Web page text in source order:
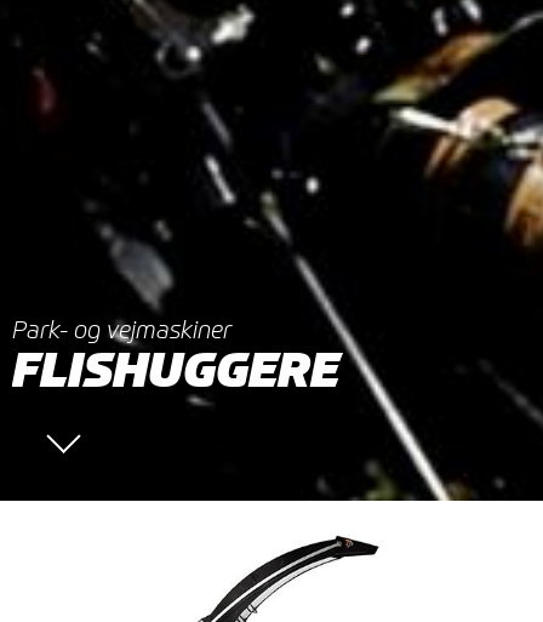
Park- og vejmaskiner
FLISHUGGERE